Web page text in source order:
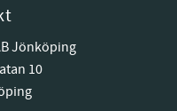
Jönköping
10